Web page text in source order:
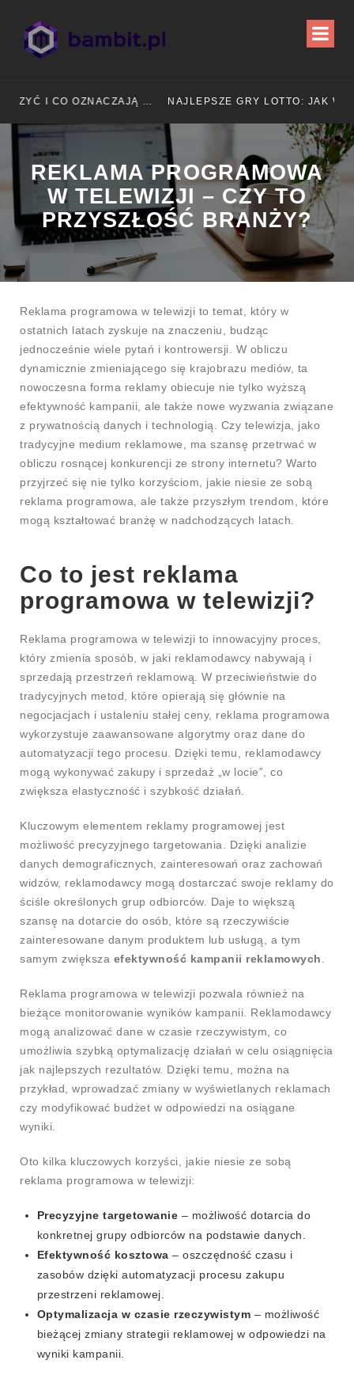
NAJLEPSZE GRY LOTTO: JAK WYBRAĆ, BY ZWIĘKSZYĆ SZANSE NA WYGRANĄ?
REKLAMA PROGRAMOWA
W TELEWIZJI – CZY TO
PRZYSZŁOŚĆ BRANŻY?
Reklama programowa w telewizji to temat, który w
ostatnich latach zyskuje na znaczeniu, budząc
jednocześnie wiele pytań i kontrowersji. W obliczu
dynamicznie zmieniającego się krajobrazu mediów, ta
nowoczesna forma reklamy obiecuje nie tylko wyższą
efektywność kampanii, ale także nowe wyzwania związane
z prywatnością danych i technologią. Czy telewizja, jako
tradycyjne medium reklamowe, ma szansę przetrwać w
obliczu rosnącej konkurencji ze strony internetu? Warto
przyjrzeć się nie tylko korzyściom, jakie niesie ze sobą
reklama programowa, ale także przyszłym trendom, które
mogą kształtować branżę w nadchodzących latach.
Co to jest reklama
programowa w telewizji?
Reklama programowa w telewizji to innowacyjny proces,
który zmienia sposób, w jaki reklamodawcy nabywają i
sprzedają przestrzeń reklamową. W przeciwieństwie do
tradycyjnych metod, które opierają się głównie na
negocjacjach i ustaleniu stałej ceny, reklama programowa
wykorzystuje zaawansowane algorytmy oraz dane do
automatyzacji tego procesu. Dzięki temu, reklamodawcy
mogą wykonywać zakupy i sprzedaż „w locie”, co
zwiększa elastyczność i szybkość działań.
Kluczowym elementem reklamy programowej jest
możliwość precyzyjnego targetowania. Dzięki analizie
danych demograficznych, zainteresowań oraz zachowań
widzów, reklamodawcy mogą dostarczać swoje reklamy do
ściśle określonych grup odbiorców. Daje to większą
szansę na dotarcie do osób, które są rzeczywiście
zainteresowane danym produktem lub usługą, a tym
samym zwiększa efektywność kampanii reklamowych
Reklama programowa w telewizji pozwala również na
bieżące monitorowanie wyników kampanii. Reklamodawcy
mogą analizować dane w czasie rzeczywistym, co
umożliwia szybką optymalizację działań w celu osiągnięcia
jak najlepszych rezultatów. Dzięki temu, można na
przykład, wprowadzać zmiany w wyświetlanych reklamach
czy modyfikować budżet w odpowiedzi na osiągane
wyniki.
Oto kilka kluczowych korzyści, jakie niesie ze sobą
reklama programowa w telewizji:
Precyzyjne targetowanie – możliwość dotarcia do
konkretnej grupy odbiorców na podstawie danych.
Efektywność kosztowa – oszczędność czasu i
zasobów dzięki automatyzacji procesu zakupu
przestrzeni reklamowej.
Optymalizacja w czasie rzeczywistym – możliwość
bieżącej zmiany strategii reklamowej w odpowiedzi na
wyniki kampanii.